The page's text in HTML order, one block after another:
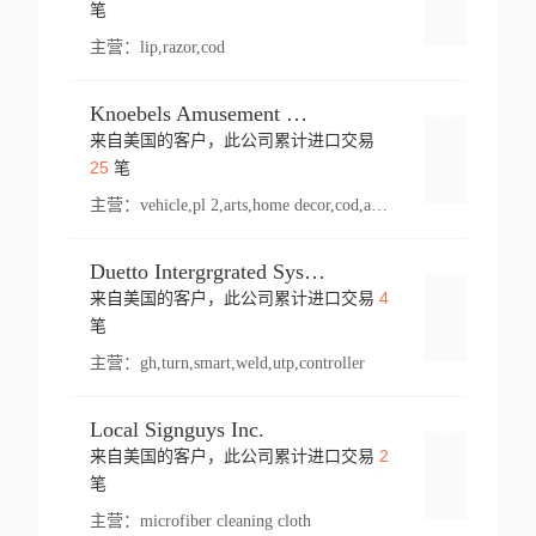
笔
主营： lip,razor,cod
Knoebels Amusement Resort
来自美国的客户，此公司累计进口交易
25笔
主营： vehicle,pl 2,arts,home decor,cod,amusement ride,sea
Duetto Intergrgrated Systems Inc.
来自美国的客户，此公司累计进口交易 4
笔
主营： gh,turn,smart,weld,utp,controller
Local Signguys Inc.
来自美国的客户，此公司累计进口交易 2
笔
主营： microfiber cleaning cloth